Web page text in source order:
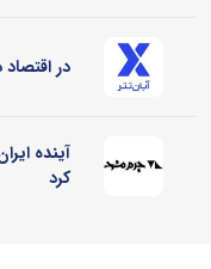
در
آینده
کرد